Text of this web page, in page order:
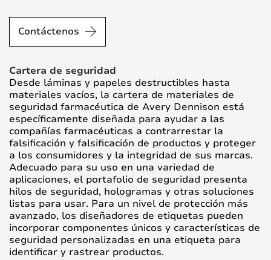
Contáctenos
Cartera de seguridad
Desde láminas y papeles destructibles hasta
materiales vacíos, la cartera de materiales de
seguridad farmacéutica de Avery Dennison está
específicamente diseñada para ayudar a las
compañías farmacéuticas a contrarrestar la
falsificación y falsificación de productos y proteger
a los consumidores y la integridad de sus marcas.
Adecuado para su uso en una variedad de
aplicaciones, el portafolio de seguridad presenta
hilos de seguridad, hologramas y otras soluciones
listas para usar. Para un nivel de protección más
avanzado, los diseñadores de etiquetas pueden
incorporar componentes únicos y características de
seguridad personalizadas en una etiqueta para
identificar y rastrear productos.